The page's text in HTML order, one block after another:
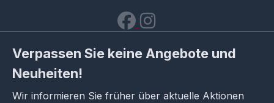
Verpassen Sie keine Angebote und
Neuheiten!
Wir informieren Sie früher über aktuelle Aktionen